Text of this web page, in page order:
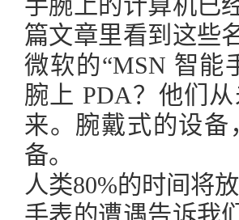
手腕上的计算机已
篇文章里看到这些
微软的“MSN 智能
腕上 PDA？他们
来。腕戴式的设
备。
人类80%的时间将